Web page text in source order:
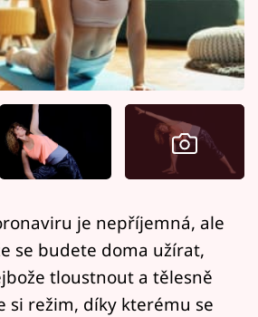
Karlovy Vary
je nepříjemná, ale
se budete doma užírat,
tloustnout a tělesně
si režim, díky kterému se